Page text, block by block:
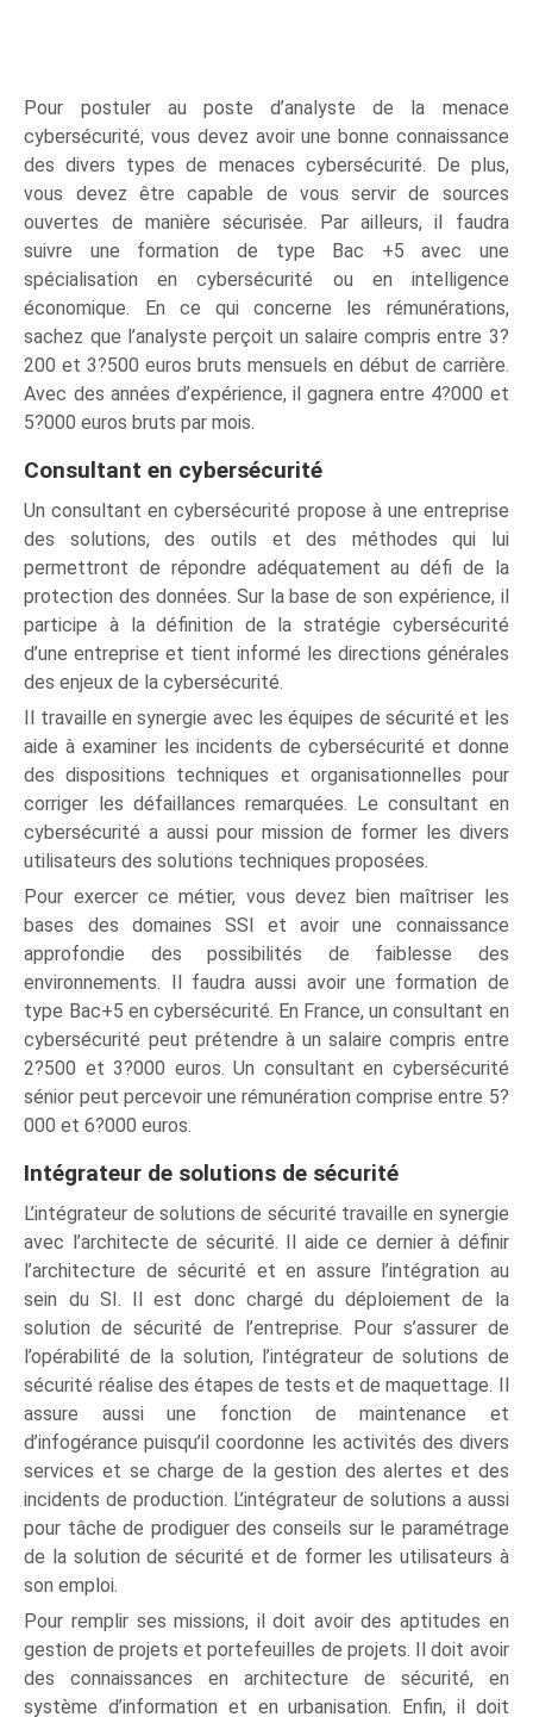
Pour postuler au poste d’analyste de la menace
cybersécurité, vous devez avoir une bonne connaissance
des divers types de menaces cybersécurité. De plus,
vous devez être capable de vous servir de sources
ouvertes de manière sécurisée. Par ailleurs, il faudra
suivre une formation de type Bac +5 avec une
spécialisation en cybersécurité ou en intelligence
économique. En ce qui concerne les rémunérations,
sachez que l’analyste perçoit un salaire compris entre 3?
200 et 3?500 euros bruts mensuels en début de carrière.
Avec des années d’expérience, il gagnera entre 4?000 et
5?000 euros bruts par mois.
Consultant en cybersécurité
Un consultant en cybersécurité propose à une entreprise
des solutions, des outils et des méthodes qui lui
permettront de répondre adéquatement au défi de la
protection des données. Sur la base de son expérience, il
participe à la définition de la stratégie cybersécurité
d’une entreprise et tient informé les directions générales
des enjeux de la cybersécurité.
Il travaille en synergie avec les équipes de sécurité et les
aide à examiner les incidents de cybersécurité et donne
des dispositions techniques et organisationnelles pour
corriger les défaillances remarquées. Le consultant en
cybersécurité a aussi pour mission de former les divers
utilisateurs des solutions techniques proposées.
Pour exercer ce métier, vous devez bien maîtriser les
bases des domaines SSI et avoir une connaissance
approfondie des possibilités de faiblesse des
environnements. Il faudra aussi avoir une formation de
type Bac+5 en cybersécurité. En France, un consultant en
cybersécurité peut prétendre à un salaire compris entre
2?500 et 3?000 euros. Un consultant en cybersécurité
sénior peut percevoir une rémunération comprise entre 5?
000 et 6?000 euros.
Intégrateur de solutions de sécurité
L’intégrateur de solutions de sécurité travaille en synergie
avec l’architecte de sécurité. Il aide ce dernier à définir
l’architecture de sécurité et en assure l’intégration au
sein du SI. Il est donc chargé du déploiement de la
solution de sécurité de l’entreprise. Pour s’assurer de
l’opérabilité de la solution, l’intégrateur de solutions de
sécurité réalise des étapes de tests et de maquettage. Il
assure aussi une fonction de maintenance et
d’infogérance puisqu’il coordonne les activités des divers
services et se charge de la gestion des alertes et des
incidents de production. L’intégrateur de solutions a aussi
pour tâche de prodiguer des conseils sur le paramétrage
de la solution de sécurité et de former les utilisateurs à
son emploi.
Pour remplir ses missions, il doit avoir des aptitudes en
gestion de projets et portefeuilles de projets. Il doit avoir
des connaissances en architecture de sécurité, en
système d’information et en urbanisation. Enfin, il doit